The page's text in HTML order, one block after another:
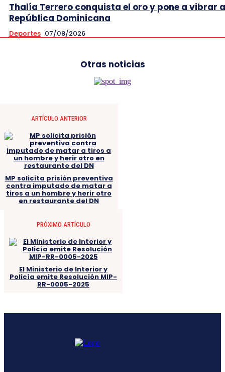
Thalía Terrero conquista el oro y pone a vibrar a
República Dominicana
Deportes 07/08/2026
Otras noticias
ARTÍCULO ANTERIOR
MP solicita prisión preventiva
contra imputado de matar a
tiros a un hombre y herir otro
en restaurante del DN
PRÓXIMO ARTÍCULO
El Ministerio de Interior y
Policía emite Resolución MIP-
RR-0005-2025